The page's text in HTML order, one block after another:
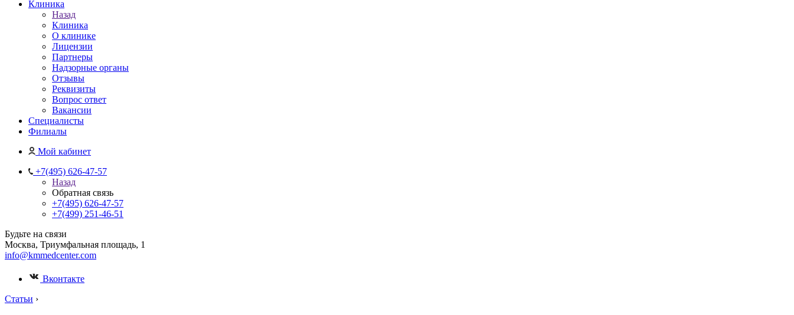
Клиника
Назад
Клиника
О клинике
Лицензии
Партнеры
Надзорные органы
Отзывы
Реквизиты
Вопрос ответ
Вакансии
Специалисты
Филиалы
Мой кабинет
+7(495) 626-47-57
Назад
Обратная связь
+7(495) 626-47-57
+7(499) 251-46-51
Будьте на связи
Москва, Триумфальная площадь, 1
info@kmmedcenter.com
Вконтакте
Статьи ›